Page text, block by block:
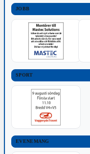
JOBB
SPORT
EVENEMANG